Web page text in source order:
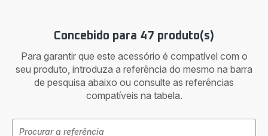
Concebido para 47 produto(s)
Para garantir que este acessório é compatível com o
seu produto, introduza a referência do mesmo na barra
de pesquisa abaixo ou consulte as referências
compatíveis na tabela.